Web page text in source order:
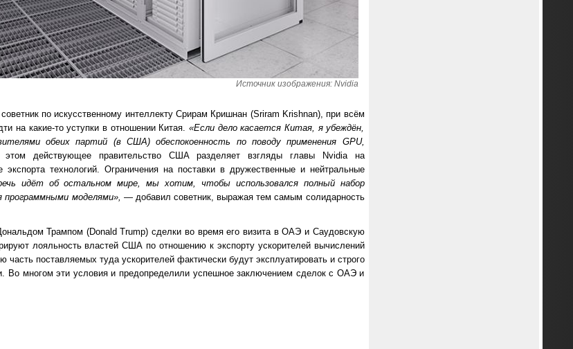
Источник изображения: Nvidia
по искусственному интеллекту Срирам Кришнан (Sriram Krishnan), при всём
на какие-то уступки в отношении Китая. «Если дело касается Китая, я убеждён,
обеих партий (в США) обеспокоенность по поводу применения GPU,
действующее правительство США разделяет взгляды главы Nvidia на
технологий. Ограничения на поставки в дружественные и нейтральные
идёт об остальном мире, мы хотим, чтобы использовался полный набор
программными моделями», — добавил советник, выражая тем самым солидарность
Трампом (Donald Trump) сделки во время его визита в ОАЭ и Саудовскую
лояльность властей США по отношению к экспорту ускорителей вычислений
поставляемых туда ускорителей фактически будут эксплуатировать и строго
Во многом эти условия и предопределили успешное заключением сделок с ОАЭ и